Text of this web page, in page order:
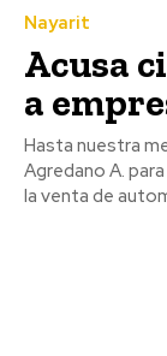
Nayarit
Acusa
a
Hasta nuestra
Agredano A.
la venta de